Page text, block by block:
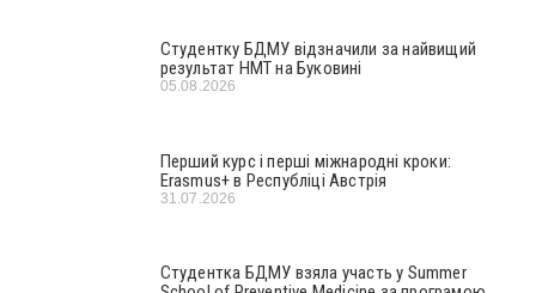
Студентку БДМУ відзначили за найвищий
результат НМТ на Буковині
05.08.2026
Перший курс і перші міжнародні кроки:
Erasmus+ в Республіці Австрія
31.07.2026
Студентка БДМУ взяла участь у Summer